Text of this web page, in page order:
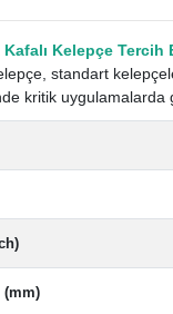
Kafalı Kelepçe Tercih
standart
kritik
(mm)